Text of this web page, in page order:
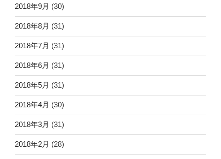
2018年9月 (30)
2018年8月 (31)
2018年7月 (31)
2018年6月 (31)
2018年5月 (31)
2018年4月 (30)
2018年3月 (31)
2018年2月 (28)